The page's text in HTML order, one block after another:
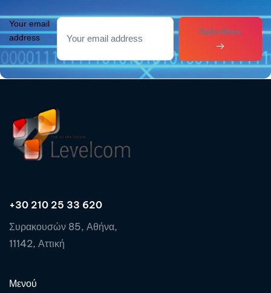
Your email
address
Subcribes
+30 210 25 33 620
Συρακουσών 85, Αθήνα,
11142, Αττική
Μενού